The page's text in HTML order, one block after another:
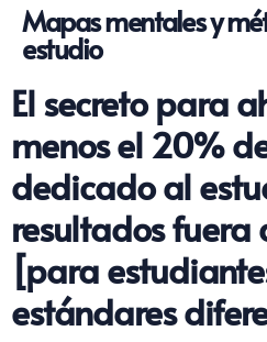
Mapas mentales y
estudio
El secreto para
menos el 20%
dedicado al
resultados fuera
[para
estándares